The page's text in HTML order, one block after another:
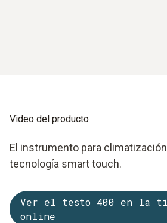
Video del producto
El instrumento para
tecnología smart touch.
Ver el testo 400 en la
online